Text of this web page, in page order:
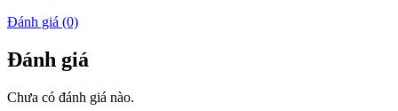
Đánh giá (0)
Đánh giá
Chưa có đánh giá nào.